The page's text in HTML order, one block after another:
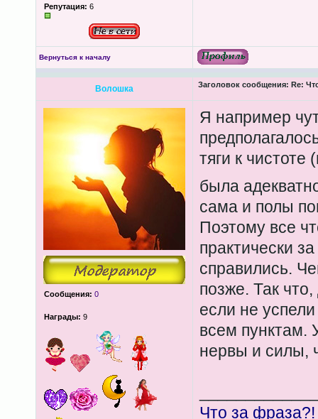
Репутация: 6
Вернуться к началу
Волошка Заголовок сообщения: Re:
Сообщения: 0
Награды: 9
Я например
тяги к чистоте
была
сама и полы
Поэтому все
практически
справились.
позже. Так
если не
всем пунктам.
нервы и силы,
Что за